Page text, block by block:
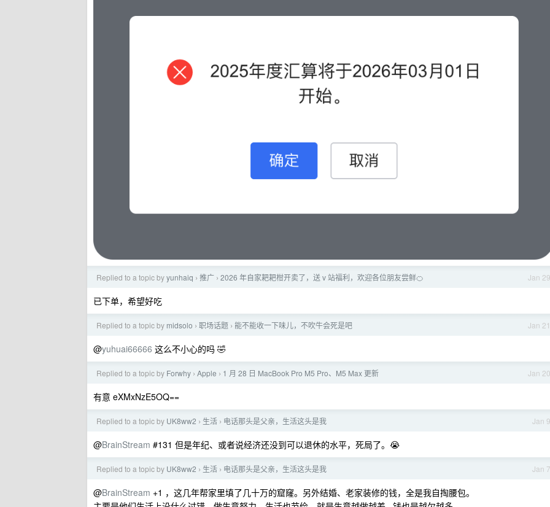
Jan 29
Replied to a topic byyunhaiq › 推广 › 2026 年自家耙耙柑开卖了，送 v 站福利，欢迎各位朋友尝鲜🍊
已下单，希望好吃
Jan 21
Replied to a topic by midsolo › 职场话题 › 能不能收一下味儿，不吹牛会死是吧
@yuhuai66666 这么不小心的吗 🤣
Jan 20
Replied to a topic by Forwhy › Apple › 1 月 28 日 MacBook Pro M5 Pro、M5 Max 更新
有意 eXMxNzE5OQ==
Jan 9
Replied to a topic by UK8ww2 › 生活 › 电话那头是父亲，生活这头是我
@BrainStream #131 但是年纪、或者说经济还没到可以退休的水平，死局了。😭
Jan 7
Replied to a topic by UK8ww2 › 生活 › 电话那头是父亲，生活这头是我
@BrainStream +1 ，这几年帮家里填了几十万的窟窿。另外结婚、老家装修的钱，全是我自掏腰包。